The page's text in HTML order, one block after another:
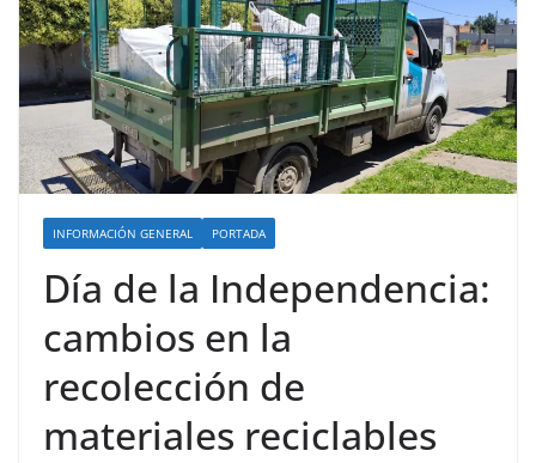
INFORMACIÓN GENERAL PORTADA
Día de la Independencia:
cambios en la
recolección de
materiales reciclables